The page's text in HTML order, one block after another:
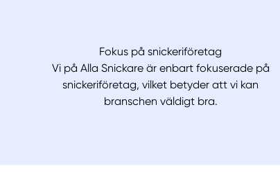
Fokus på snickeriföretag
Vi på Alla Snickare är enbart fokuserade på
snickeriföretag, vilket betyder att vi kan
branschen väldigt bra.